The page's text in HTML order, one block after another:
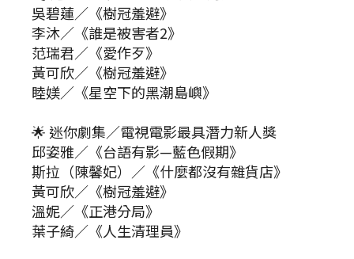
吳碧蓮／《樹冠羞避》
李沐／《誰是被害者2》
范瑞君／《愛作歹》
黃可欣／《樹冠羞避》
睦媄／《星空下的黑潮島嶼》
🌟 迷你劇集／電視電影最具潛力新人獎
邱姿雅／《台語有影—藍色假期》
斯拉（陳馨妃）／《什麼都沒有雜貨店》
黃可欣／《樹冠羞避》
溫妮／《正港分局》
葉子綺／《人生清理員》